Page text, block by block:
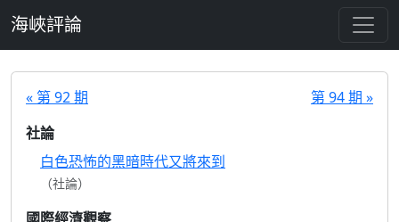
海峽評論
« 第 92 期
第 94 期 »
社論
白色恐怖的黑暗時代又將來到
（社論）